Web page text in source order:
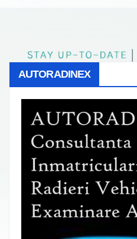
AUTORADINEX